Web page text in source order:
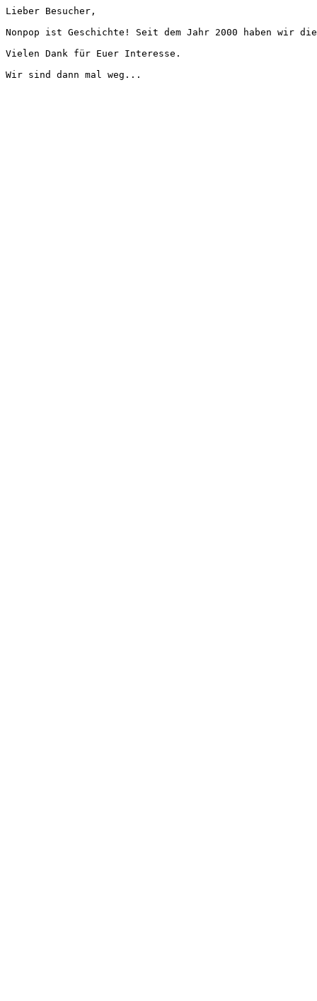
Lieber Besucher,
Nonpop ist Geschichte! Seit dem Jahr 2000 haben wir
Vielen Dank für Euer Interesse.
Wir sind dann mal weg...